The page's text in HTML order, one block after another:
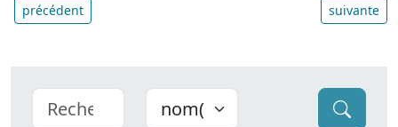
précédent suivante